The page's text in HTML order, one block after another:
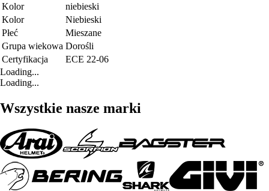
Kolor
niebieski
Kolor
Niebieski
Płeć
Mieszane
Grupa wiekowa Dorośli
Certyfikacja
ECE 22-06
Loading...
Loading...
Wszystkie nasze marki